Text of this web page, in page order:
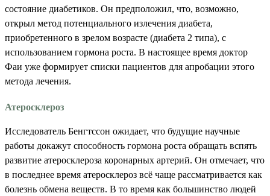
состояние диабетиков. Он предположил, что, возможно,
открыл метод потенциального излечения диабета,
приобретенного в зрелом возрасте (диабета 2 типа), с
использованием гормона роста. В настоящее время доктор
Фаи уже формирует списки пациентов для апробации этого
метода лечения.
Атеросклероз
Исследователь Бенгтссон ожидает, что будущие научные
работы докажут способность гормона роста обращать вспять
развитие атеросклероза коронарных артерий. Он отмечает, что
в последнее время атеросклероз всё чаще рассматривается как
болезнь обмена веществ. В то время как большинство людей